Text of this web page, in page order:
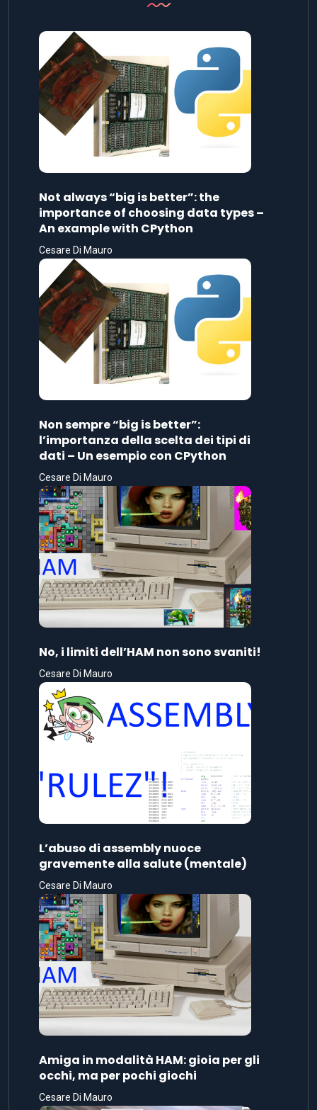
Not always “big is better”: the
importance of choosing data types –
An example with CPython
Cesare Di Mauro
Non sempre “big is better”:
l’importanza della scelta dei tipi di
dati – Un esempio con CPython
Cesare Di Mauro
No, i limiti dell’HAM non sono svaniti!
Cesare Di Mauro
L’abuso di assembly nuoce
gravemente alla salute (mentale)
Cesare Di Mauro
Amiga in modalità HAM: gioia per gli
occhi, ma per pochi giochi
Cesare Di Mauro